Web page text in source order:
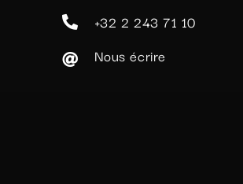
+32 2 243 71 10
Nous écrire